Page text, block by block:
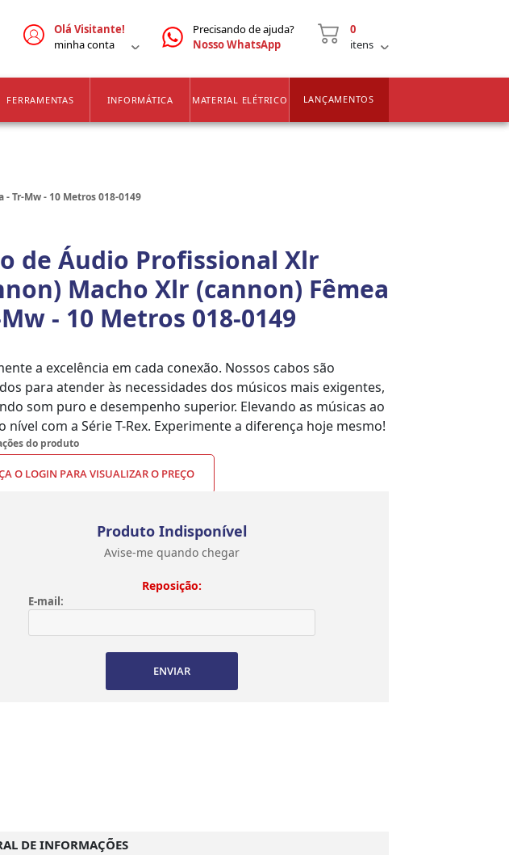
Olá Visitante!
minha conta
Precisando de ajuda?
Nosso WhatsApp
0
itens
FERRAMENTAS INFORMÁTICA MATERIAL ELÉTRICO LANÇAMENTOS
Tr-Mw - 10 Metros 018-0149
de Áudio Profissional Xlr
Macho Xlr (cannon) Fêmea
- 10 Metros 018-0149
a excelência em cada conexão. Nossos cabos são
para atender às necessidades dos músicos mais exigentes,
som puro e desempenho superior. Elevando as músicas ao
nível com a Série T-Rex. Experimente a diferença hoje mesmo!
do produto
O LOGIN PARA VISUALIZAR O PREÇO
Produto Indisponível
Avise-me quando chegar
Reposição:
E-mail:
ENVIAR
DE INFORMAÇÕES